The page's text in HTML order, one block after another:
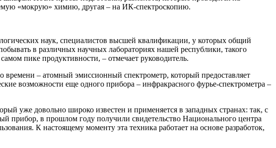
«мокрую» химию, другая – на ИК-спектроскопию.
наук, специалистов высшей квалификации, у которых общий
в различных научных лабораториях нашей республики, такого
пике продуктивности, – отмечает руководитель.
– атомный эмиссионный спектрометр, который предоставляет
возможности еще одного прибора – инфракрасного фурье-спектрометра –
уже довольно широко известен и применяется в западных странах: так, с
в прошлом году получили свидетельство Национального центра
К настоящему моменту эта техника работает на основе разработок,